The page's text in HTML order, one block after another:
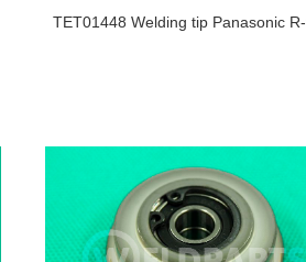
типа Ø1,4мм/L45мм
TET01448 Welding tip Panasonic R-